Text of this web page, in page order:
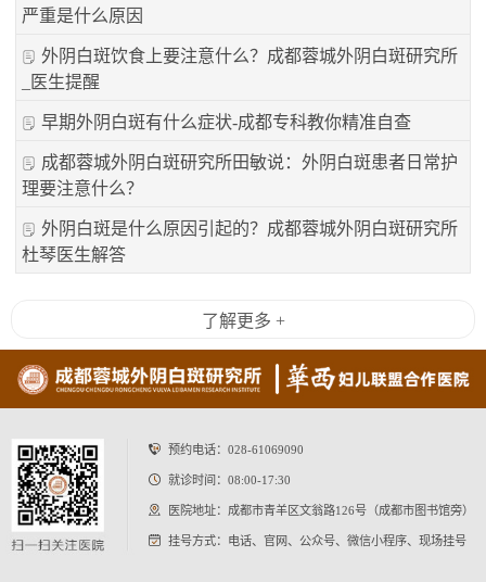
严重是什么原因
外阴白斑饮食上要注意什么？成都蓉城外阴白斑研究所
_医生提醒
早期外阴白斑有什么症状-成都专科教你精准自查
成都蓉城外阴白斑研究所田敏说：外阴白斑患者日常护
理要注意什么？
外阴白斑是什么原因引起的？成都蓉城外阴白斑研究所
杜琴医生解答
了解更多 +
预约电话： 028-61069090
就诊时间：08:00-17:30
医院地址：成都市青羊区文翁路126号（成都市图书馆旁）
挂号方式：电话、官网、公众号、微信小程序、现场挂号